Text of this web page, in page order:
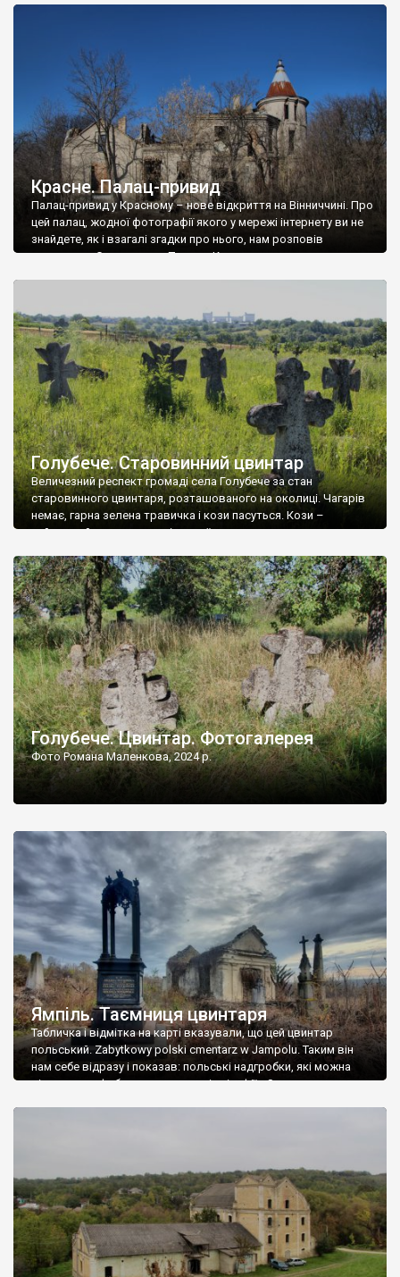
Красне. Палац-привид
Палац-привид у Красному – нове відкриття на Вінниччині. Про
цей палац, жодної фотографії якого у мережі інтернету ви не
знайдете, як і взагалі згадки про нього, нам розповів
мешканець Самгородка. Палац у Красному вразив не лише
Голубече. Старовинний цвинтар
Величезний респект громаді села Голубече за стан
старовинного цвинтаря, розташованого на околиці. Чагарів
немає, гарна зелена травичка і кози пасуться. Кози –
найкращий регулятор шкідливої, для старих кладовищ,
бруньками, кози ті бруньки обгризають, бо то улюблений
делікатес. На цвинтарі у Голубечому ціла колекція
різноманітних форм хрестів. Село відносно невелике, […]
Голубече. Цвинтар. Фотогалерея
Фото Романа Маленкова, 2024 р.
Ямпіль. Таємниця цвинтаря
Табличка і відмітка на карті вказували, що цей цвинтар
польський. Zabytkowy polski cmentarz w Jampolu. Таким він
нам себе відразу і показав: польські надгробки, які можна
віднести до фабричних, польські епітафії… Загалом цвинтар